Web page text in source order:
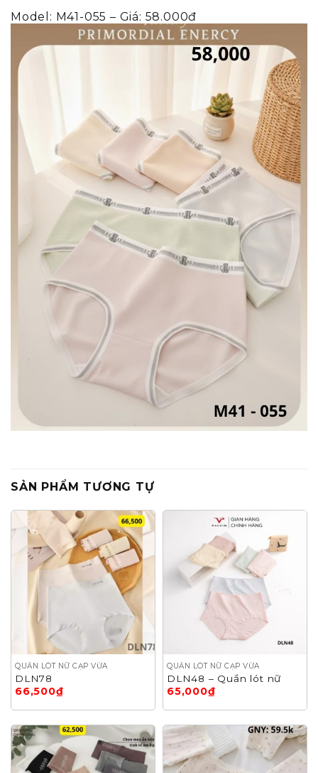
Model: M41-055 – Giá: 58.000đ
SẢN PHẨM TƯƠNG TỰ
QUẦN LÓT NỮ CẠP VỪA
DLN78
66,500₫
QUẦN LÓT NỮ CẠP VỪA
DLN48 – Quần lót nữ
65,000₫